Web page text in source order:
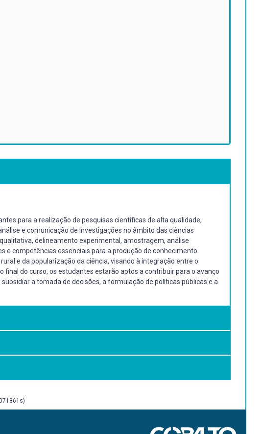
para a realização de pesquisas científicas de alta qualidade,
e comunicação de investigações no âmbito das ciências
delineamento experimental, amostragem, análise
e competências essenciais para a produção de conhecimento
e da popularização da ciência, visando à integração entre o
do curso, os estudantes estarão aptos a contribuir para o avanço
a tomada de decisões, a formulação de políticas públicas e a
de pesquisas científicas de alta qualidade, fornecendo-lhes os
no âmbito das ciências agrárias. A disciplina aborda os